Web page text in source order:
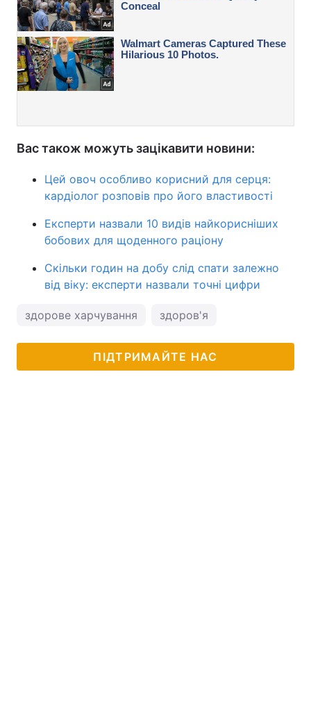
Вас також можуть зацікавити новини:
Цей овоч особливо корисний для серця:
кардіолог розповів про його властивості
Експерти назвали 10 видів найкорисніших
бобових для щоденного раціону
Скільки годин на добу слід спати залежно
від віку: експерти назвали точні цифри
здорове харчування здоров'я
ПІДТРИМАЙТЕ НАС